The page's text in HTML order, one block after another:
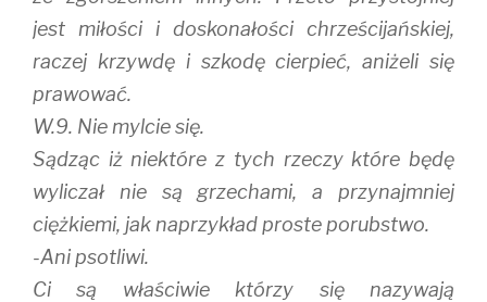
jest miłości i doskonałości chrześcijańskiej,
raczej krzywdę i szkodę cierpieć, aniżeli się
prawować.
W.9. Nie mylcie się.
Sądząc iż niektóre z tych rzeczy które będę
wyliczał nie są grzechami, a przynajmniej
ciężkiemi, jak naprzykład proste porubstwo.
-Ani psotliwi.
Ci są właściwie którzy się nazywają